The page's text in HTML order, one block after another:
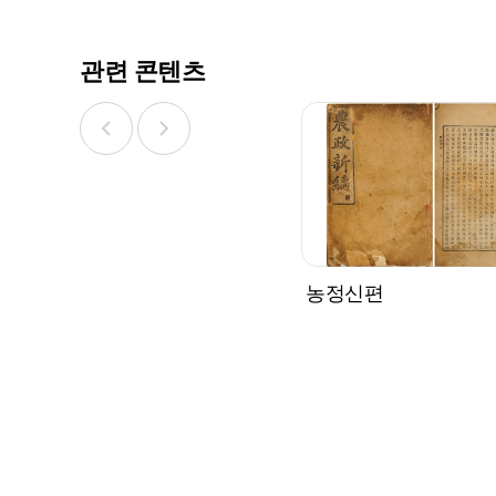
관련 콘텐츠
농정신편